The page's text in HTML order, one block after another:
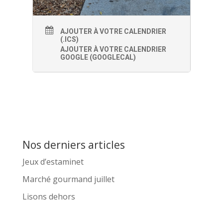
AJOUTER À VOTRE CALENDRIER
(.ICS)
AJOUTER À VOTRE CALENDRIER
GOOGLE (GOOGLECAL)
Nos derniers articles
Jeux d’estaminet
Marché gourmand juillet
Lisons dehors